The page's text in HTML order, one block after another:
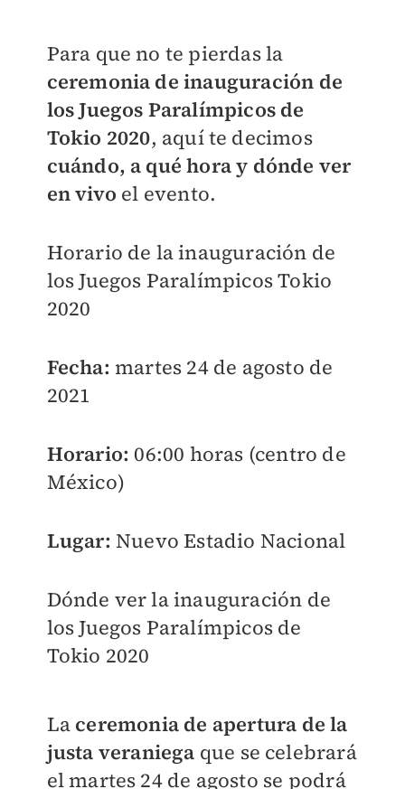
Para que no te pierdas la
ceremonia de inauguración de
los Juegos Paralímpicos de
Tokio 2020, aquí te decimos
cuándo, a qué hora y dónde ver
en vivo el evento.
Horario de la inauguración de
los Juegos Paralímpicos Tokio
2020
Fecha: martes 24 de agosto de
2021
Horario: 06:00 horas (centro de
México)
Lugar: Nuevo Estadio Nacional
Dónde ver la inauguración de
los Juegos Paralímpicos de
Tokio 2020
La ceremonia de apertura de la
justa veraniega que se celebrará
el martes 24 de agosto se podrá